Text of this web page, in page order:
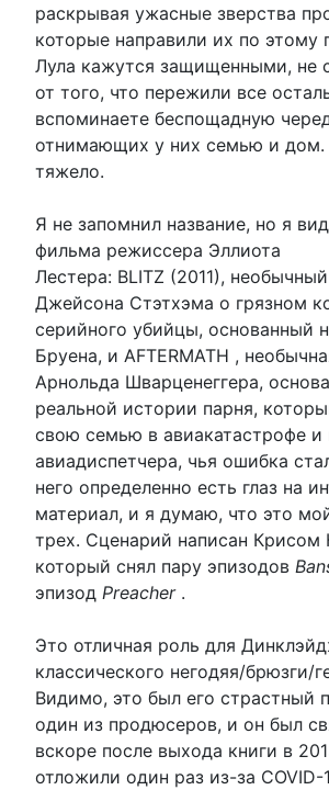
раскрывая ужасные зверства
которые направили их по этому
Лула кажутся защищенными, не
от того, что пережили все
вспоминаете беспощадную
отнимающих у них семью и дом.
тяжело.
Я не запомнил название, но я
фильма режиссера Эллиота
Лестера: BLITZ (2011),
Джейсона Стэтхэма о грязном
серийного убийцы, основанный
Бруена, и AFTERMATH ,
Арнольда Шварценеггера,
реальной истории парня,
свою семью в авиакатастрофе и
авиадиспетчера, чья ошибка
него определенно есть глаз на
материал, и я думаю, что это
трех. Сценарий написан Крисом
который снял пару эпизодов
эпизод Preacher.
Это отличная роль для
классического негодяя/брюзги/
Видимо, это был его страстный
один из продюсеров, и он был
вскоре после выхода книги в
отложили один раз из-за COVID-